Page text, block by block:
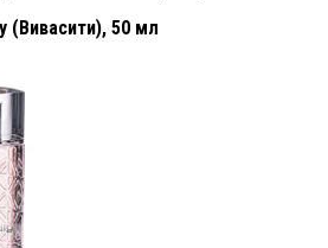
(Вивасити), 50 мл